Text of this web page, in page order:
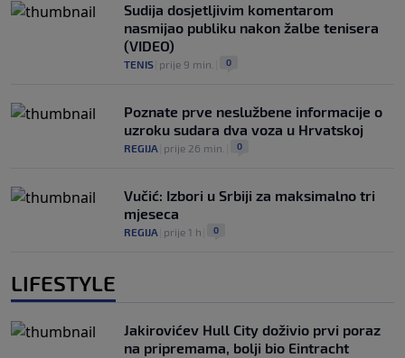
Sudija dosjetljivim komentarom
nasmijao publiku nakon žalbe tenisera
(VIDEO)
TENIS prije 9 min. 0
Poznate prve neslužbene informacije o
uzroku sudara dva voza u Hrvatskoj
REGIJA prije 26 min. 0
Vučić: Izbori u Srbiji za maksimalno tri
mjeseca
REGIJA prije 1 h 0
LIFESTYLE
Jakirovićev Hull City doživio prvi poraz
na pripremama, bolji bio Eintracht